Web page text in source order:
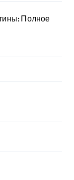
Полное